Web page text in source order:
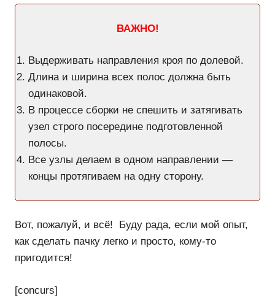
ВАЖНО!
Выдерживать направления кроя по долевой.
Длина и ширина всех полос должна быть
одинаковой.
В процессе сборки не спешить и затягивать
узел строго посередине подготовленной
полосы.
Все узлы делаем в одном направлении —
концы протягиваем на одну сторону.
Вот, пожалуй, и всё! Буду рада, если мой опыт,
как сделать пачку легко и просто, кому-то
пригодится!
[concurs]